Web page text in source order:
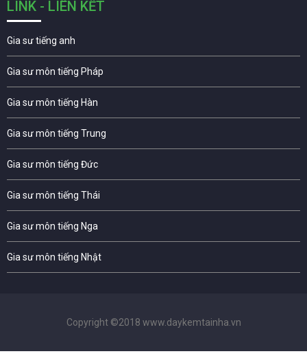
LINK - LIÊN KẾT
Gia sư tiếng anh
Gia sư môn tiếng Pháp
Gia sư môn tiếng Hàn
Gia sư môn tiếng Trung
Gia sư môn tiếng Đức
Gia sư môn tiếng Thái
Gia sư môn tiếng Nga
Gia sư môn tiếng Nhật
Copyright ©2018 www.daykemtainha.vn